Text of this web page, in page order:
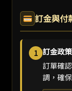
訂金與付
1 訂金政策
訂單確
調，確